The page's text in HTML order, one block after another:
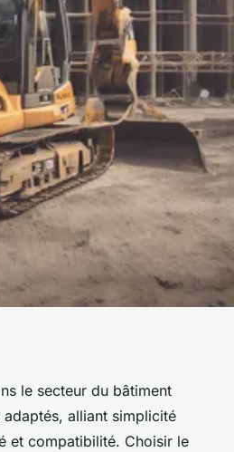
facturation
du bâtiment
le secteur du bâtiment
alliant simplicité
et compatibilité. Choisir le